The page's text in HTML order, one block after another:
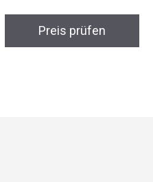
Preis prüfen